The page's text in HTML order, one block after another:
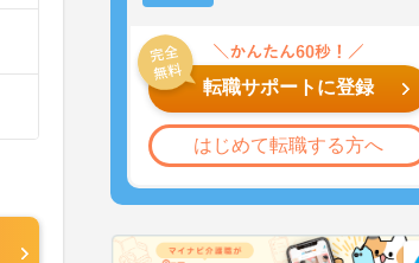
転職サポートに登録
はじめて転職する方へ